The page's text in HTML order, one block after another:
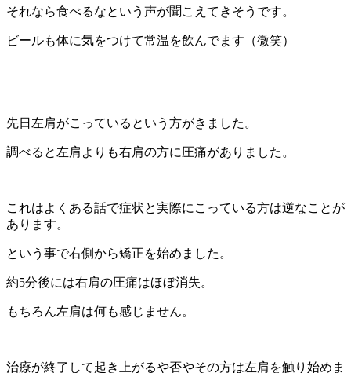
それなら食べるなという声が聞こえてきそうです。
ビールも体に気をつけて常温を飲んでます（微笑）
先日左肩がこっているという方がきました。
調べると左肩よりも右肩の方に圧痛がありました。
これはよくある話で症状と実際にこっている方は逆なことが
あります。
という事で右側から矯正を始めました。
約5分後には右肩の圧痛はほぼ消失。
もちろん左肩は何も感じません。
治療が終了して起き上がるや否やその方は左肩を触り始めま